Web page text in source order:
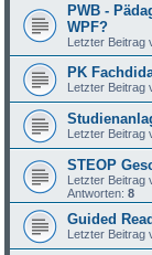
PWB -
WPF?
Letzter Beitrag
PK
Letzter Beitrag
Letzter Beitrag
STEOP
Letzter Beitrag
Antworten:8
Guided
Letzter Beitrag